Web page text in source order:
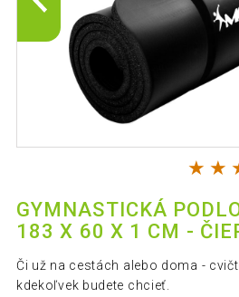
GYMNASTICKÁ
183 X 60 X 1 CM -
Či už na cestách alebo doma -
kdekoľvek budete chcieť.